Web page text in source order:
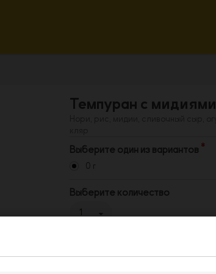
Темпуран с мидиями
Выберите один из вариантов
0 г
Выберите количество
1